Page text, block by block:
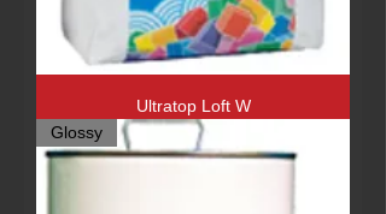
Ultratop Loft W
Glossy